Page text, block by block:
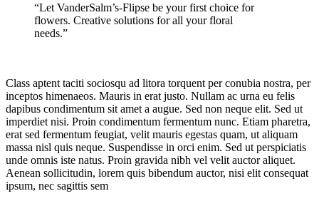
“Let VanderSalm’s-Flipse be your first choice for
flowers. Creative solutions for all your floral
needs.”
Class aptent taciti sociosqu ad litora torquent per conubia nostra, per
inceptos himenaeos. Mauris in erat justo. Nullam ac urna eu felis
dapibus condimentum sit amet a augue. Sed non neque elit. Sed ut
imperdiet nisi. Proin condimentum fermentum nunc. Etiam pharetra,
erat sed fermentum feugiat, velit mauris egestas quam, ut aliquam
massa nisl quis neque. Suspendisse in orci enim. Sed ut perspiciatis
unde omnis iste natus. Proin gravida nibh vel velit auctor aliquet.
Aenean sollicitudin, lorem quis bibendum auctor, nisi elit consequat
ipsum, nec sagittis sem